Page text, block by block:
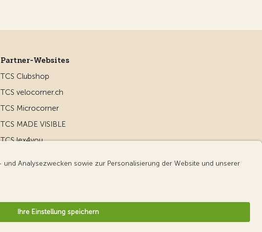
Partner-Websites
TCS Clubshop
TCS velocorner.ch
TCS Microcorner
TCS MADE VISIBLE
TCS lex4you